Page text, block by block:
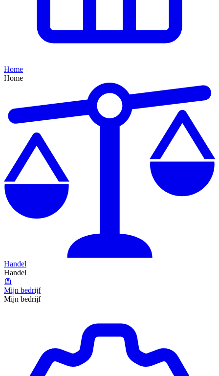
Home
Home
Handel
Handel
Mijn bedrijf
Mijn bedrijf